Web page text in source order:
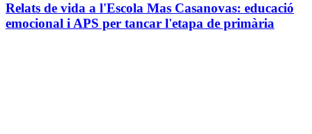
Relats de vida a l'Escola Mas Casanovas: educació
emocional i APS per tancar l'etapa de primària